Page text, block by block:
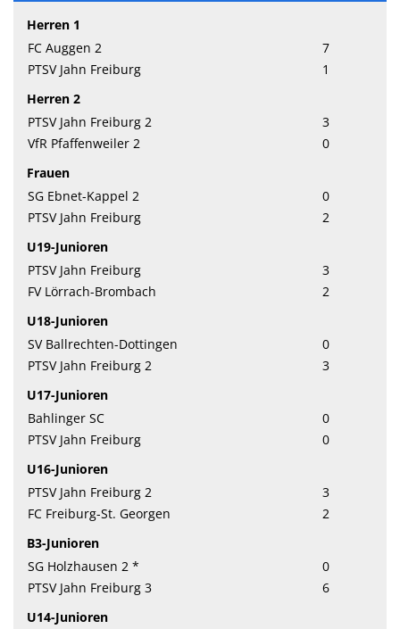
Herren 1
FC Auggen 2
7
PTSV Jahn Freiburg
1
Herren 2
PTSV Jahn Freiburg 2
3
VfR Pfaffenweiler 2
0
Frauen
SG Ebnet-Kappel 2
0
PTSV Jahn Freiburg
2
U19-Junioren
PTSV Jahn Freiburg
3
FV Lörrach-Brombach
2
U18-Junioren
SV Ballrechten-Dottingen
0
PTSV Jahn Freiburg 2
3
U17-Junioren
Bahlinger SC
0
PTSV Jahn Freiburg
0
U16-Junioren
PTSV Jahn Freiburg 2
3
FC Freiburg-St. Georgen
2
B3-Junioren
SG Holzhausen 2 *
0
PTSV Jahn Freiburg 3
6
U14-Junioren